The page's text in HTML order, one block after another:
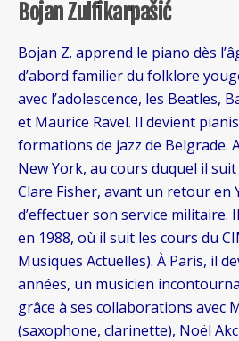
Bojan Zulfikarpašić
Bojan Z. apprend le piano dès
d’abord familier du folklore
avec l’adolescence, les Beatles,
et Maurice Ravel. Il devient
formations de jazz de Belgrade.
New York, au cours duquel il
Clare Fisher, avant un retour en
d’effectuer son service militaire.
en 1988, où il suit les cours du
Musiques Actuelles). À Paris, il
années, un musicien
grâce à ses collaborations avec
(saxophone, clarinette), Noël